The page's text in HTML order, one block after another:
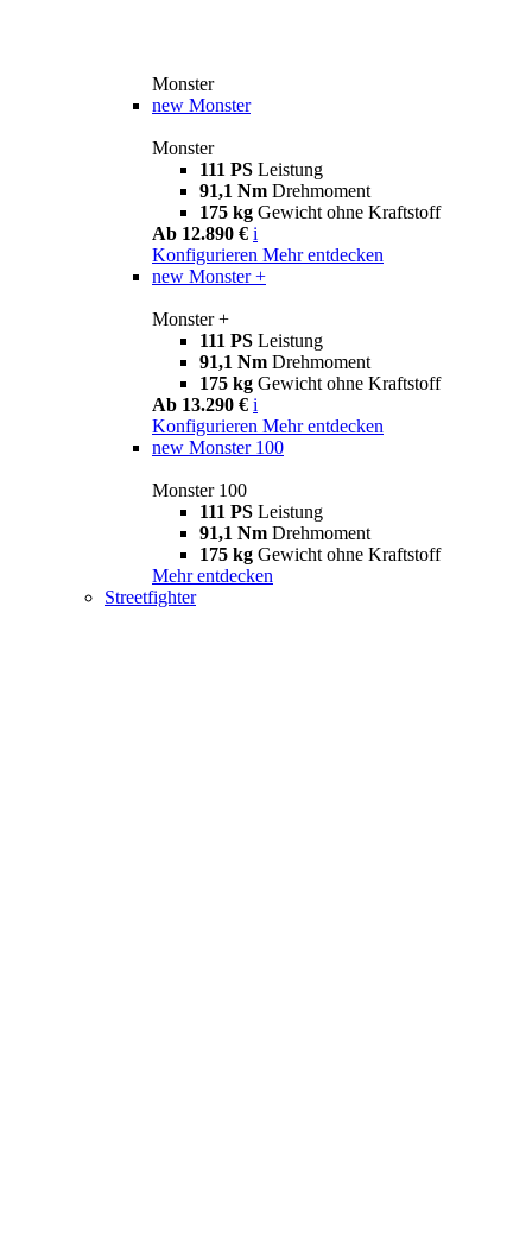
Monster
new Monster
Monster
111 PS Leistung
91,1 Nm Drehmoment
175 kg Gewicht ohne Kraftstoff
Ab 12.890 € i
Konfigurieren Mehr entdecken
new Monster +
Monster +
111 PS Leistung
91,1 Nm Drehmoment
175 kg Gewicht ohne Kraftstoff
Ab 13.290 € i
Konfigurieren Mehr entdecken
new Monster 100
Monster 100
111 PS Leistung
91,1 Nm Drehmoment
175 kg Gewicht ohne Kraftstoff
Mehr entdecken
Streetfighter